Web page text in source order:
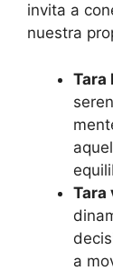
invita a
nuestra
Tara
Tara
a